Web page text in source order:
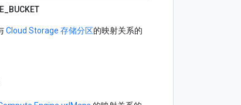
BUCKET
Cloud Storage 存储分区的映射关系的